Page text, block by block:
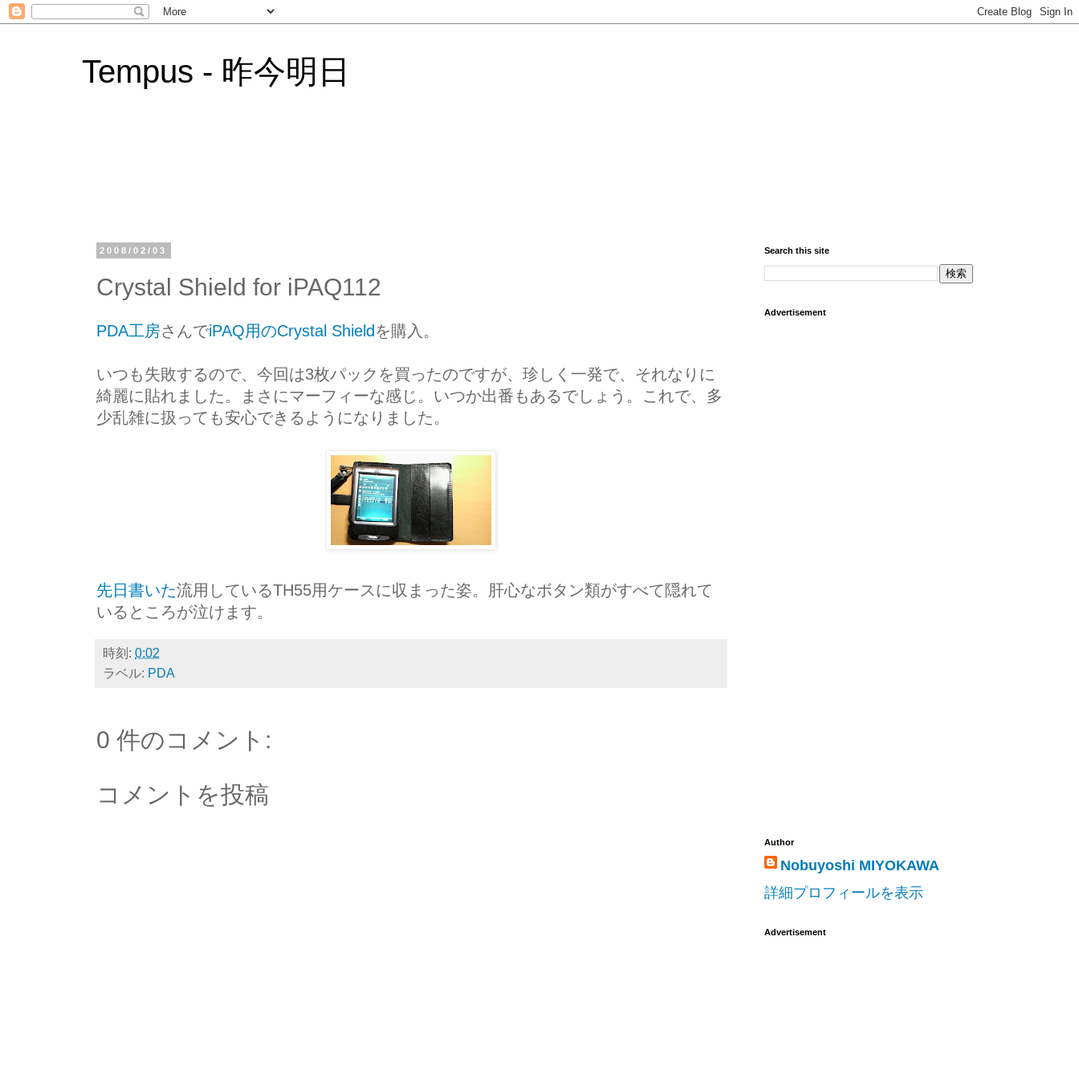
Tempus - 昨今明日
2008/02/03
Crystal Shield for iPAQ112
PDA工房さんでiPAQ用のCrystal Shield を購入。
いつも失敗するので、今回は3枚パックを買ったのですが、珍しく一発で、それなりに
綺麗に貼れました。まさにマーフィーな感じ。いつか出番もあるでしょう。これで、多
少乱雑に扱っても安心できるようになりました。
先日書いた流用しているTH55用ケースに収まった姿。肝心なボタン類がすべて隠れて
いるところが泣けます。
時刻: 0:02
ラベル: PDA
0 件のコメント:
コメントを投稿
Search this site
Advertisement
Author
Nobuyoshi MIYOKAWA
詳細プロフィールを表示
Advertisement